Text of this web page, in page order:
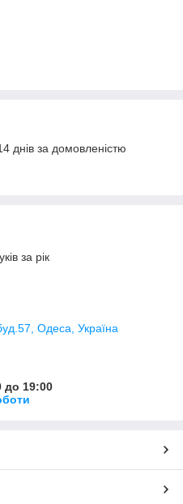
днів за домовленістю
за рік
Одеса, Україна
до 19:00